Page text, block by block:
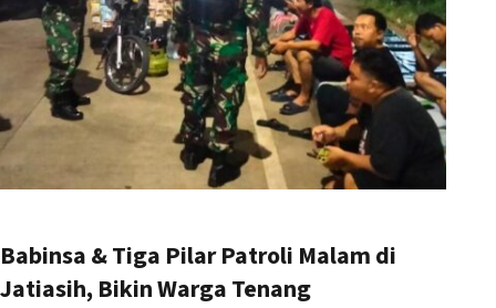
Babinsa & Tiga Pilar Patroli Malam di
Jatiasih, Bikin Warga Tenang